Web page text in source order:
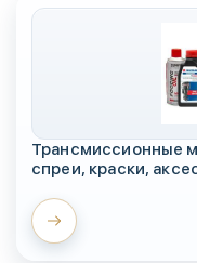
Трансмиссионные
спреи, краски,